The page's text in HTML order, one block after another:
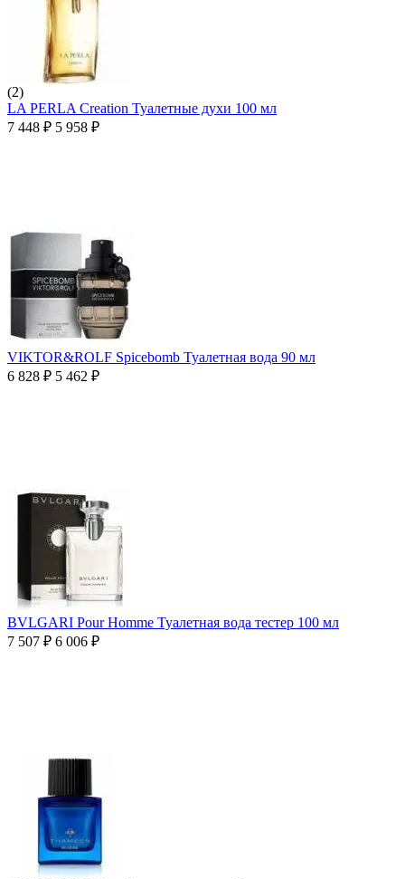
(2)
LA PERLA Creation Туалетные духи 100 мл
7 448 ₽ 5 958 ₽
VIKTOR&ROLF Spicebomb Туалетная вода 90 мл
6 828 ₽ 5 462 ₽
BVLGARI Pour Homme Туалетная вода тестер 100 мл
7 507 ₽ 6 006 ₽